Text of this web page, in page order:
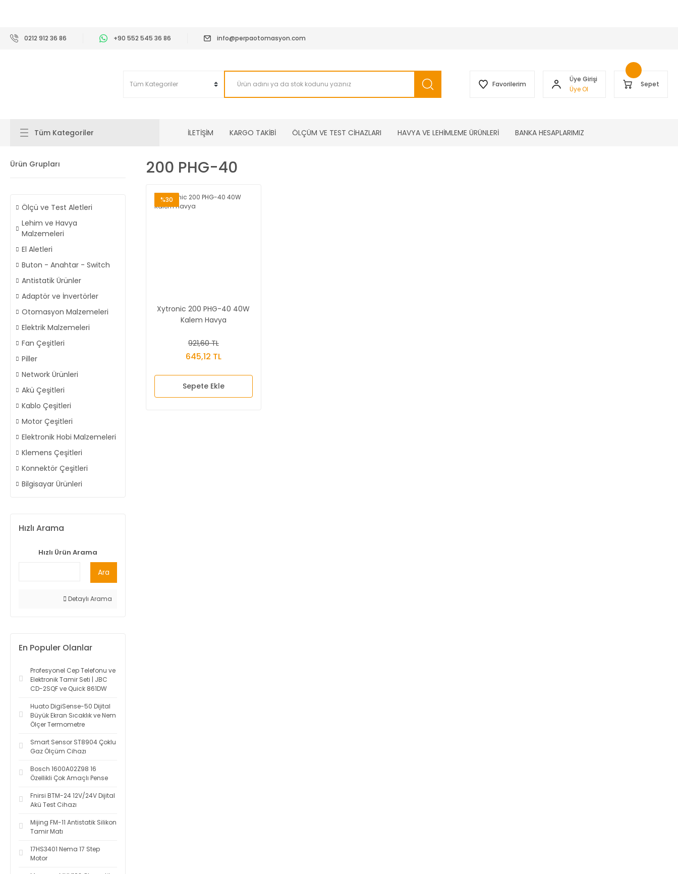
0212 912 36 86 +90 552 545 36 86 info@perpaotomasyon.com
Favorilerim
Üye Girişi
Üye Ol
Sepet
Tüm Kategoriler İLETİŞİM KARGO TAKİBİ ÖLÇÜM VE TEST CİHAZLARI HAVYA VE LEHİMLEME ÜRÜNLERİ BANKA HESAPLARIMIZ
Ürün Grupları
Ölçü ve Test Aletleri
Lehim ve Havya
Malzemeleri
El Aletleri
Buton - Anahtar - Switch
Antistatik Ürünler
Adaptör ve İnvertörler
Otomasyon Malzemeleri
Elektrik Malzemeleri
Fan Çeşitleri
Piller
Network Ürünleri
Akü Çeşitleri
Kablo Çeşitleri
Motor Çeşitleri
Elektronik Hobi Malzemeleri
Klemens Çeşitleri
Konnektör Çeşitleri
Bilgisayar Ürünleri
Hızlı Arama
Hızlı Ürün Arama
Ara
Detaylı Arama
En Populer Olanlar
Profesyonel Cep Telefonu ve
Elektronik Tamir Seti | JBC
CD-2SQF ve Quick 861DW
Huato DigiSense-50 Dijital
Büyük Ekran Sıcaklık ve Nem
Ölçer Termometre
Smart Sensor ST8904 Çoklu
Gaz Ölçüm Cihazı
Bosch 1600A02Z98 16
Özellikli Çok Amaçlı Pense
Fnirsi BTM-24 12V/24V Dijital
Akü Test Cihazı
Mijing FM-11 Antistatik Silikon
Tamir Matı
17HS3401 Nema 17 Step
Motor
200 PHG-40
%30
Xytronic 200 PHG-40 40W
Kalem Havya
921,60 TL
645,12 TL
Sepete Ekle